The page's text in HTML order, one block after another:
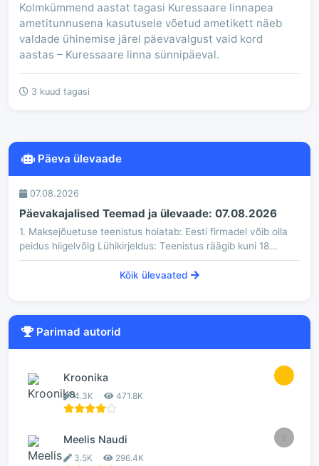
Kolmkümmend aastat tagasi Kuressaare linnapea
ametitunnusena kasutusele võetud ametikett näeb
valdade ühinemise järel päevavalgust vaid kord
aastas – Kuressaare linna sünnipäeval.
3 kuud tagasi
Päeva ülevaade
07.08.2026
Päevakajalised Teemad ja ülevaade: 07.08.2026
1. Maksejõuetuse teenistus hoiatab: Eesti firmadel võib olla
peidus hiigelvõlg Lühikirjeldus: Teenistus räägib kuni 18...
Kõik ülevaated
Parimad autorid
Kroonika
4.3K 471.8K
Meelis Naudi
3.5K 296.4K